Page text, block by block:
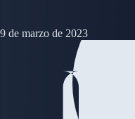
9 de marzo de 2023